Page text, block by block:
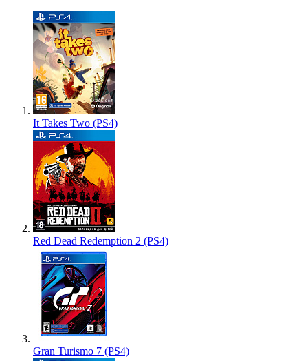
It Takes Two (PS4)
Red Dead Redemption 2 (PS4)
Gran Turismo 7 (PS4)